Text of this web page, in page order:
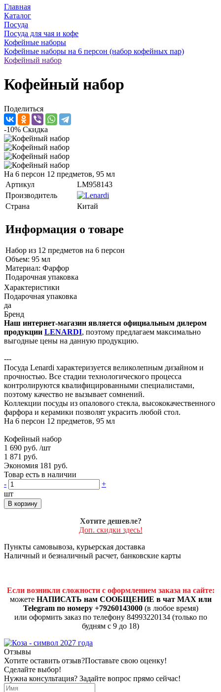
Главная
Каталог
Посуда
Посуда для чая и кофе
Кофейные наборы
Кофейные наборы на 6 персон (набор кофейных пар)
Кофейный набор
Кофейный набор
Поделиться
-10% Скидка
На 6 персон 12 предметов, 95 мл
Артикул
LM958143
Производитель
Страна
Китай
Информация о товаре
Набор из 12 предметов на 6 персон
Объем: 95 мл
Материал: Фарфор
Подарочная упаковка
Характеристики
Подарочная упаковка
да
Бренд
Наш интернет-магазин является официальным дилером
продукции LENARDI, поэтому предлагаем максимально
выгодные цены на данную продукцию.
---
Посуда Lenardi характеризуется великолепным дизайном и
прочностью. Все стадии технологического процесса
контролируются квалифицированными специалистами,
поэтому качество не вызывает сомнений.
Коллекции посуды из опалового стекла, высококачественного
фарфора и керамики позволят украсить любой стол.
На 6 персон 12 предметов, 95 мл
Кофейный набор
1 690 руб. /шт
1 871 руб.
Экономия 181 руб.
Товар есть в наличии
-
+
шт
В корзину
Хотите дешевле?
Доп. скидки здесь!
Пункты самовывоза, курьерская доставка
Наличный и безналичный расчет, банковские карты
Если возникли сложности с оформлением заказа на сайте:
можете НАПИСАТЬ нам СООБЩЕНИЕ в чат MAX или
Telegram по номеру +79260143000(в любое время)
или оформить заказ по телефону 84993220134 (только по
будням с 9 до 18)
Отзывы
Хотите оставить отзыв?Поставьте свою оценку!
Сделайте выбор!
Нужна консультация? Задайте вопрос прямо сейчас!